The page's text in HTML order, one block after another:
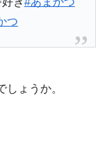
つ
ょうか。